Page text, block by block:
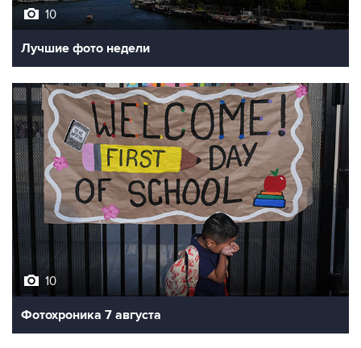
10
Лучшие фото недели
10
Фотохроника 7 августа